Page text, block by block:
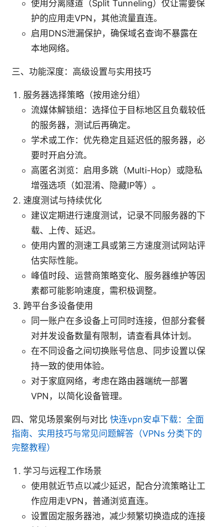
使用分离隧道（Split Tunneling）仅让需要保
护的应用走VPN，其他流量直连。
启用DNS泄漏保护，确保域名查询不暴露在
本地网络。
三、功能深度：高级设置与实用技巧
服务器选择策略（按用途分组）
流媒体解锁组：选择位于目标地区且负载较低
的服务器，测试后再确定。
学术或工作：优先稳定且延迟低的服务器，必
要时开启分流。
高匿名浏览：启用多跳（Multi-Hop）或隐私
增强选项（如混淆、隐藏IP等）。
速度测试与持续优化
建议定期进行速度测试，记录不同服务器的下
载、上传、延迟。
使用内置的测速工具或第三方速度测试网站评
估实际性能。
峰值时段、运营商策略变化、服务器维护等因
素都可能影响速度，需积极调整。
跨平台多设备使用
同一账户在多设备上可同时连接，但部分套餐
对并发设备数量有限制，请查看具体计划。
在不同设备之间切换账号信息、同步设置以保
持一致的使用体验。
对于家庭网络，考虑在路由器端统一部署
VPN，以简化设备管理。
四、常见场景案例与对比 快连vpn安卓下载：全面
指南、实用技巧与常见问题解答（VPNs 分类下的
完整教程）
学习与远程工作场景
使用就近节点以减少延迟，配合分流策略让工
作应用走VPN，普通浏览直连。
设置固定服务器池，减少频繁切换造成的连接